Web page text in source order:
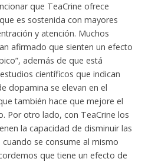
que TeaCrine ofrece
es sostenida con mayores
y atención. Muchos
afirmado que sienten un efecto
además de que está
científicos que indican
dopamina se elevan en el
también hace que mejore el
Por otro lado, con TeaCrine los
la capacidad de disminuir las
se consume al mismo
que tiene un efecto de